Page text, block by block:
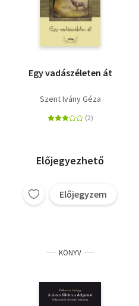
Egy vadászéleten át
Szent Ivány Géza
Előjegyezhető
Előjegyzem
KÖNYV